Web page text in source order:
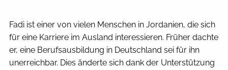
Fadi ist einer von vielen Menschen in Jordanien, die sich
für eine Karriere im Ausland interessieren. Früher dachte
er, eine Berufsausbildung in Deutschland sei für ihn
unerreichbar. Dies änderte sich dank der Unterstützung